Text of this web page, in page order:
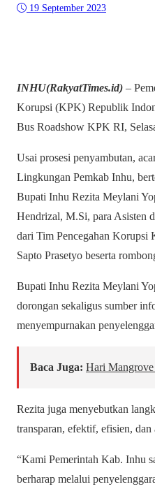
19 September 2023
INHU(RakyatTimes.id) –
Korupsi (KPK) Republik
Bus Roadshow KPK RI,
Usai prosesi penyambutan,
Lingkungan Pemkab Inhu,
Bupati Inhu Rezita Meylani
Hendrizal, M.Si, para Asisten
dari Tim Pencegahan
Sapto Prasetyo beserta
Bupati Inhu Rezita Meylani
dorongan sekaligus sumber
menyempurnakan
Baca Juga: Hari Mangrove
Rezita juga menyebutkan
transparan, efektif, efisien,
“Kami Pemerintah Kab. Inhu
berharap melalui